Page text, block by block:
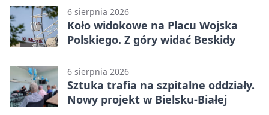
6 sierpnia 2026
Koło widokowe na Placu Wojska
Polskiego. Z góry widać Beskidy
6 sierpnia 2026
Sztuka trafia na szpitalne oddziały.
Nowy projekt w Bielsku-Białej